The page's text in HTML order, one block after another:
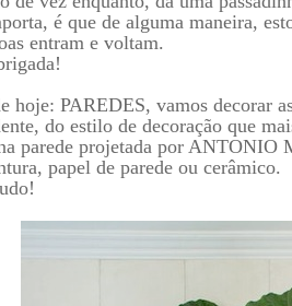
é que de alguma maneira,
entram e voltam.
hoje: PAREDES, vamos decorar
do estilo de decoração que
parede projetada por ANTONIO
papel de parede ou cerâmico.